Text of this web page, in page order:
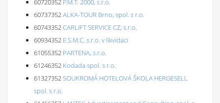
60720352 P.M.T. 2000, s.r.o.
60737352ALKA-TOUR Brno, spol. s r.o.
60743352CARLIFT SERVICE CZ, s.r.o.
60934352 E.S.M.C. s.r.o. v likvidaci
61055352 PARTENA, s.r.o.
61246352 Kodada spol. s r.o.
61327352SOUKROMÁ HOTELOVÁ ŠKOLA HERGESELL
spol. s r.o.